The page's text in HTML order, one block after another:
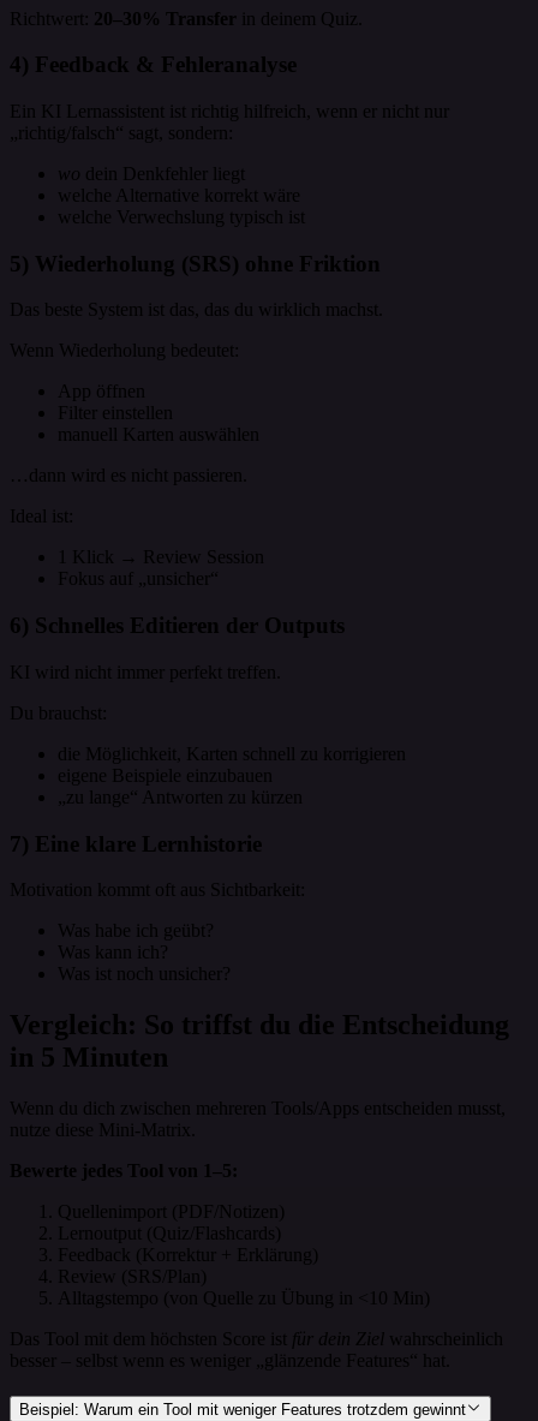
Richtwert: 20–30% Transfer in deinem Quiz.
4) Feedback & Fehleranalyse
Ein KI Lernassistent ist richtig hilfreich, wenn er nicht nur
„richtig/falsch“ sagt, sondern:
wo dein Denkfehler liegt
welche Alternative korrekt wäre
welche Verwechslung typisch ist
5) Wiederholung (SRS) ohne Friktion
Das beste System ist das, das du wirklich machst.
Wenn Wiederholung bedeutet:
App öffnen
Filter einstellen
manuell Karten auswählen
…dann wird es nicht passieren.
Ideal ist:
1 Klick → Review Session
Fokus auf „unsicher“
6) Schnelles Editieren der Outputs
KI wird nicht immer perfekt treffen.
Du brauchst:
die Möglichkeit, Karten schnell zu korrigieren
eigene Beispiele einzubauen
„zu lange“ Antworten zu kürzen
7) Eine klare Lernhistorie
Motivation kommt oft aus Sichtbarkeit:
Was habe ich geübt?
Was kann ich?
Was ist noch unsicher?
Vergleich: So triffst du die Entscheidung
in 5 Minuten
Wenn du dich zwischen mehreren Tools/Apps entscheiden musst,
nutze diese Mini-Matrix.
Bewerte jedes Tool von 1–5:
Quellenimport (PDF/Notizen)
Lernoutput (Quiz/Flashcards)
Feedback (Korrektur + Erklärung)
Review (SRS/Plan)
Alltagstempo (von Quelle zu Übung in <10 Min)
Das Tool mit dem höchsten Score ist für dein Ziel wahrscheinlich
besser – selbst wenn es weniger „glänzende Features“ hat.
Beispiel: Warum ein Tool mit weniger Features trotzdem gewinnt